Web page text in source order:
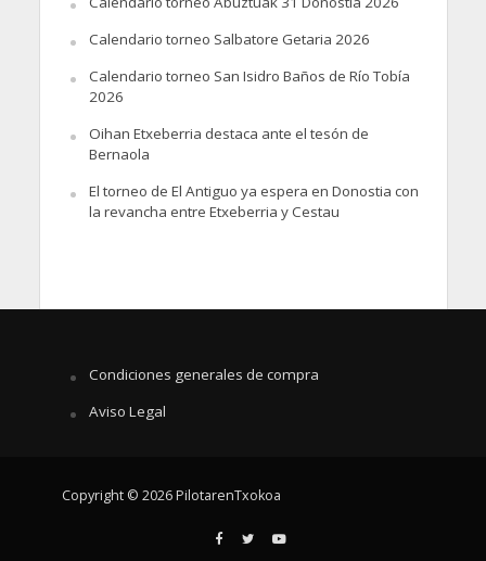
Calendario torneo Salbatore Getaria 2026
Calendario torneo San Isidro Baños de Río Tobía
2026
Oihan Etxeberria destaca ante el tesón de
Bernaola
El torneo de El Antiguo ya espera en Donostia con
la revancha entre Etxeberria y Cestau
Condiciones generales de compra
Aviso Legal
Copyright © 2026 PilotarenTxokoa